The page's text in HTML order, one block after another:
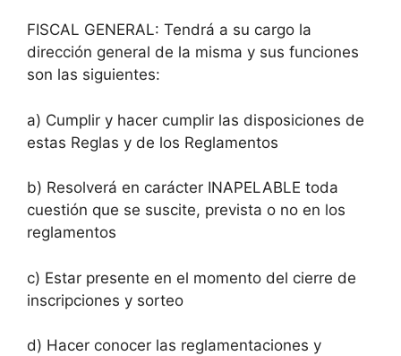
FISCAL GENERAL: Tendrá a su cargo la
dirección general de la misma y sus funciones
son las siguientes:
a) Cumplir y hacer cumplir las disposiciones de
estas Reglas y de los Reglamentos
b) Resolverá en carácter INAPELABLE toda
cuestión que se suscite, prevista o no en los
reglamentos
c) Estar presente en el momento del cierre de
inscripciones y sorteo
d) Hacer conocer las reglamentaciones y